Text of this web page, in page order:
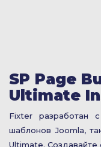
SP Page
Ultimate
Fixter разработан
шаблонов Joomla,
Ultimate. Создавайте